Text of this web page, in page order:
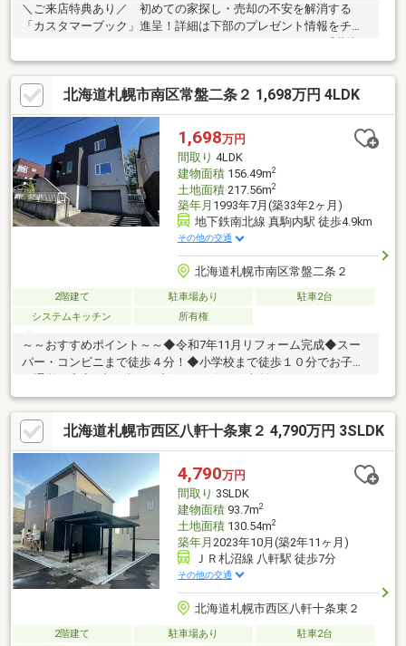
＼ご来店特典あり／ 初めての家探し・売却の不安を解消する
「カスタマーブック」進呈！詳細は下部のプレゼント情報をチェ
ック♪・…━━━☆・…━━━☆・…━━━☆・…━━━☆『藻岩
下4丁目』のオススメＰＯＩＮＴ！・…━━━☆・…━━━☆・…
━━━☆・…━━━☆○高台に位置し、四季折々の山並みや札幌市
街の夜景を望む開放的な眺望○吹抜けから自然光が差し込む約25
帖の明るいLDK○木々の緑を眺めながらゆったり過ごせる広々とし
たお庭○心地よい朝日や美しい日の出を楽しめる2階の約8.5帖洋室
北海道札幌市南区常盤二条２ 1,698万円 4LDK
1,698万円
間取り 4LDK
建物面積156.49m2
土地面積217.56m2
築年月 1993年7月(築33年2ヶ月)
地下鉄南北線 真駒内駅 徒歩4.9km
その他の交通
北海道札幌市南区常盤二条２
2階建て 駐車場あり
駐車2台
システムキッチン
所有権
～～おすすめポイント～～◆令和7年11月リフォーム完成◆スー
パー・コンビニまで徒歩４分！◆小学校まで徒歩１０分でお子様
り！※現状有姿渡しとなります※メイン画像は、AIによる家具配置
イメージです。▼▼ 打ち合わせ・見学プランご用意しておりま
す▼▼ ＜探し始めの方向け＞しっかりコース(1h~)/サクッと
コース(0.5h~) 詳しくは物件詳細下段の「イベント情報」をご
覧ください。
北海道札幌市西区八軒十条東２ 4,790万円 3SLDK
4,790万円
間取り 3SLDK
建物面積93.7m2
土地面積130.54m2
築年月 2023年10月(築2年11ヶ月)
ＪＲ札沼線 八軒駅 徒歩7分
その他の交通
北海道札幌市西区八軒十条東２
2階建て 駐車場あり
駐車2台